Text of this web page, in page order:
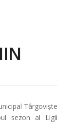
Târgoviște
sezon al Ligii